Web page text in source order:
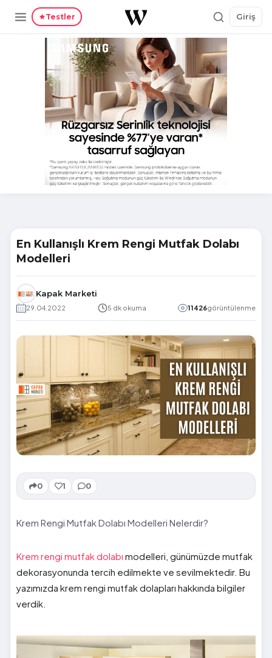
Testler Giriş
En Kullanışlı Krem Rengi Mutfak Dolabı
Modelleri
Kapak Marketi
29.04.2022 5 dk okuma 11426görüntülenme
0 1 0
Krem Rengi Mutfak Dolabı Modelleri Nelerdir?
Krem rengi mutfak dolabı modelleri, günümüzde mutfak
dekorasyonunda tercih edilmekte ve sevilmektedir. Bu
yazımızda krem rengi mutfak dolapları hakkında bilgiler
verdik.